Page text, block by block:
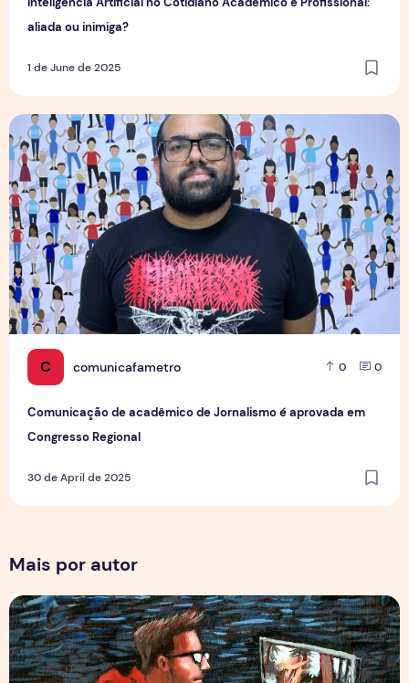
aliada ou inimiga?
1 de June de 2025
C comunicafametro 0 0
Comunicação de acadêmico de Jornalismo é aprovada em
Congresso Regional
30 de April de 2025
Comunicação de acadêmico de Jornalismo é aprovada em
Mais por autor
Por Trás dos Pixels